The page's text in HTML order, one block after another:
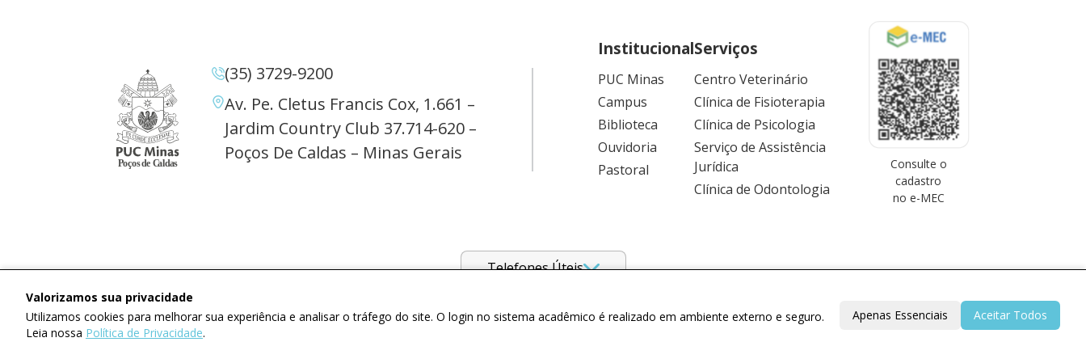
Valorizamos sua privacidade
Utilizamos cookies para melhorar sua experiência e analisar o tráfego do site. O login no sistema acadêmico é realizado em ambiente externo e seguro.
Leia nossa Política de Privacidade.
Apenas Essenciais Aceitar Todos
(35) 3729-9200
Av. Pe. Cletus Francis Cox, 1.661 –
Jardim Country Club 37.714-620 –
Poços De Caldas – Minas Gerais
Institucional
PUC Minas
Campus
Biblioteca
Ouvidoria
Pastoral
Serviços
Centro Veterinário
Clínica de Fisioterapia
Clínica de Psicologia
Serviço de Assistência
Jurídica
Clínica de Odontologia
Consulte o
cadastro
no e-MEC
Telefones Úteis